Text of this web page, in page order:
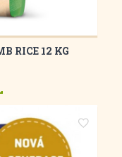
RICE 12 KG